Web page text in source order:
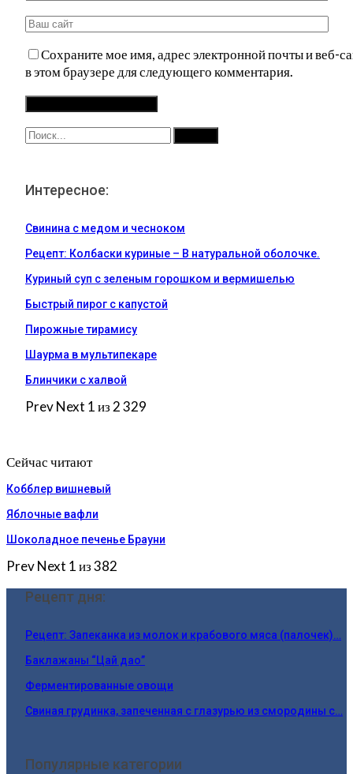
Сохраните мое имя, адрес электронной почты и веб-
в этом браузере для следующего комментария.
Интересное:
Свинина с медом и чесноком
Рецепт: Колбаски куриные – В натуральной оболочке.
Куриный суп с зеленым горошком и вермишелью
Быстрый пирог с капустой
Пирожные тирамису
Шаурма в мультипекаре
Блинчики с халвой
PrevNext 1 из 2 329
Сейчас читают
Кобблер вишневый
Яблочные вафли
Шоколадное печенье Брауни
PrevNext 1 из 382
Рецепт дня:
Рецепт: Запеканка из молок и крабового мяса (палочек)…
Баклажаны “Цай дао”
Ферментированные овощи
Свиная грудинка, запеченная с глазурью из смородины с…
Популярные категории